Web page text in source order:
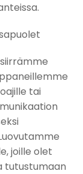
tai
joille olet
tutustumaan